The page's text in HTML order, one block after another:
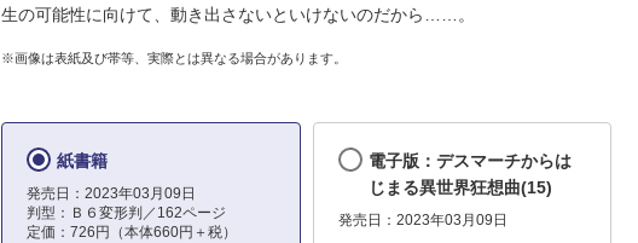
生の可能性に向けて、動き出さないといけないのだから……。
※画像は表紙及び帯等、実際とは異なる場合があります。
紙書籍
発売日：2023年03月09日
判型：Ｂ６変形判／162ページ
定価：726円（本体660円＋税）
電子版：デスマーチからは
じまる異世界狂想曲(15)
発売日：2023年03月09日